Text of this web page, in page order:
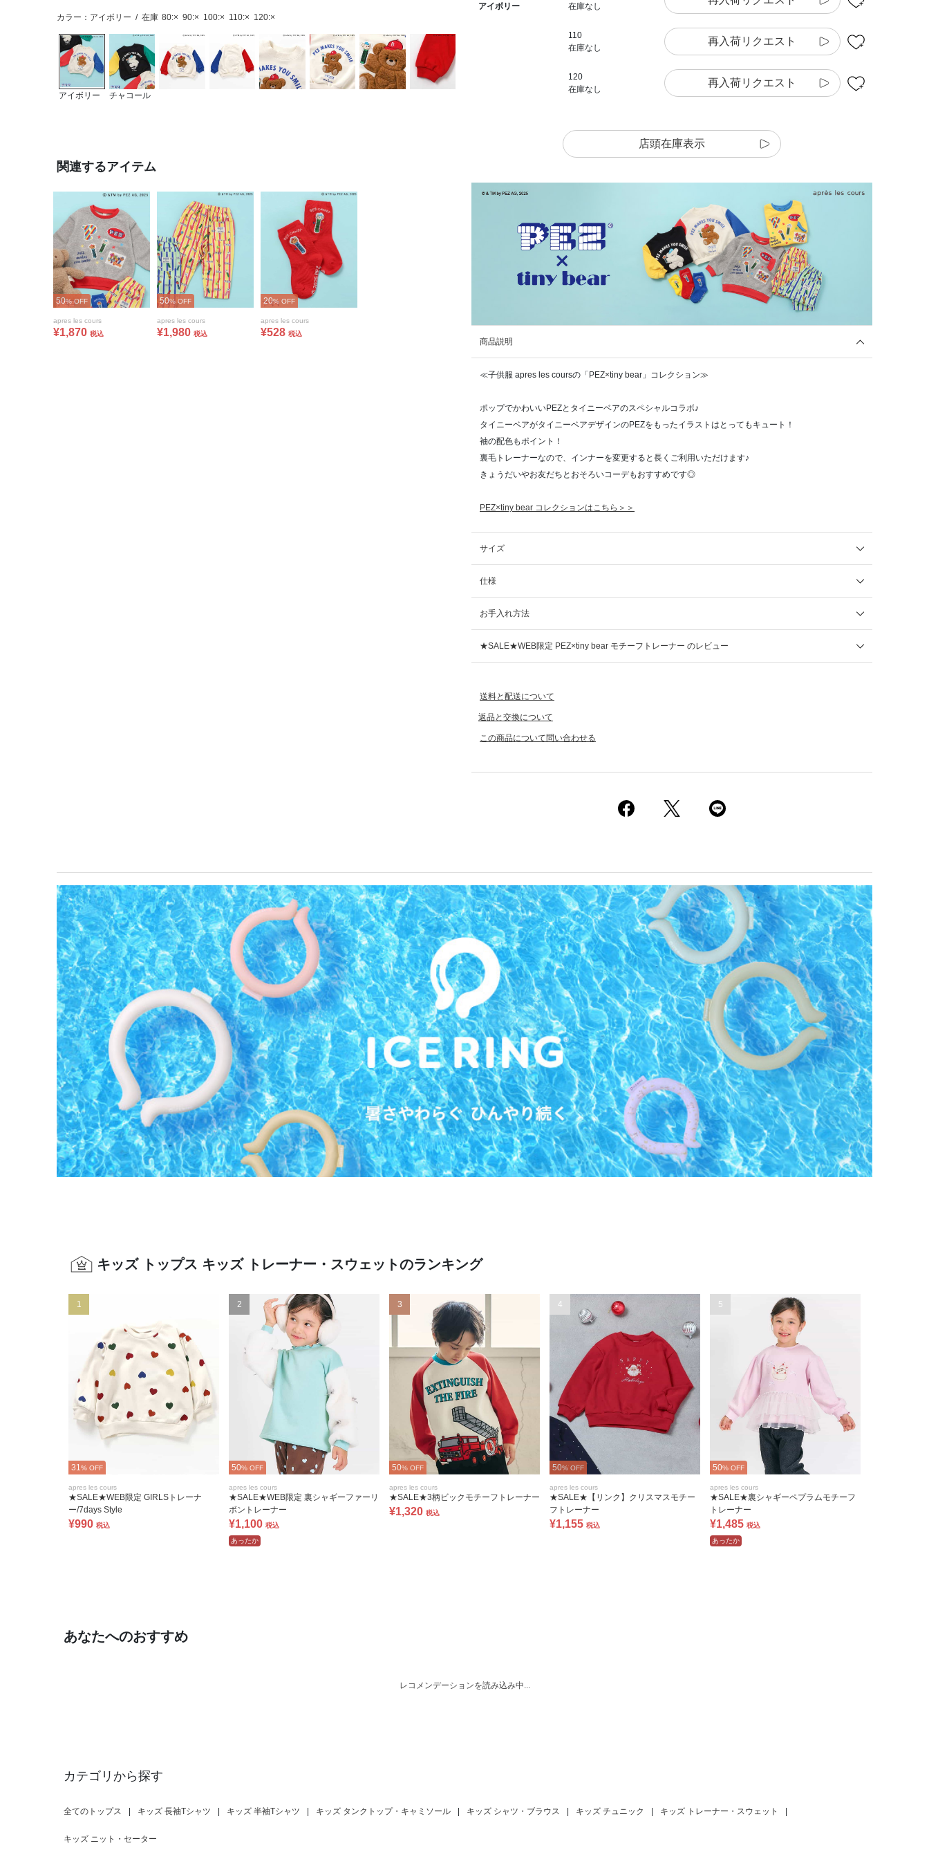
カラー：アイボリー / 在庫 80:× 90:× 100:× 110:× 120:×
アイボリー チャコール
関連するアイテム
50% OFF
apres les cours
¥1,870 税込
50% OFF
apres les cours
¥1,980 税込
20% OFF
apres les cours
¥528 税込
アイボリー 在庫なし
110
在庫なし
再入荷リクエスト
120
在庫なし
再入荷リクエスト
店頭在庫表示
商品説明
≪子供服 apres les coursの「PEZ×tiny bear」コレクション≫
ポップでかわいいPEZとタイニーベアのスペシャルコラボ♪
タイニーベアがタイニーベアデザインのPEZをもったイラストはとってもキュート！
袖の配色もポイント！
裏毛トレーナーなので、インナーを変更すると長くご利用いただけます♪
きょうだいやお友だちとおそろいコーデもおすすめです◎
PEZ×tiny bear コレクションはこちら＞＞
サイズ
仕様
お手入れ方法
★SALE★WEB限定 PEZ×tiny bear モチーフトレーナー のレビュー
送料と配送について
返品と交換について
この商品について問い合わせる
キッズ トップス キッズ トレーナー・スウェットのランキング
1
31% OFF
apres les cours
★SALE★WEB限定 GIRLSトレーナ
ー/7days Style
¥990 税込
2
50% OFF
apres les cours
★SALE★WEB限定 裏シャギーファーリ
ボントレーナー
¥1,100 税込
あったか
3
50% OFF
apres les cours
★SALE★3柄ビックモチーフトレーナー
¥1,320 税込
4
50% OFF
apres les cours
★SALE★【リンク】クリスマスモチー
フトレーナー
¥1,155 税込
5
50% OFF
apres les cours
★SALE★裏シャギーペプラムモチーフ
トレーナー
¥1,485 税込
あったか
あなたへのおすすめ
レコメンデーションを読み込み中...
カテゴリから探す
全てのトップス | キッズ 長袖Tシャツ | キッズ 半袖Tシャツ | キッズ タンクトップ・キャミソール | キッズ シャツ・ブラウス | キッズ チュニック | キッズ トレーナー・スウェット |
キッズ ニット・セーター